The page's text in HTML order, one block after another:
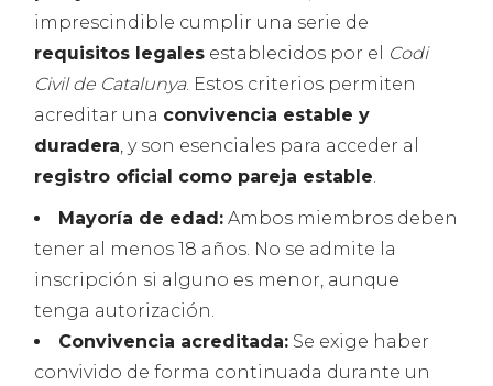
imprescindible cumplir una serie de
requisitos legales establecidos por el Codi
Civil de Catalunya. Estos criterios permiten
acreditar una convivencia estable y
duradera, y son esenciales para acceder al
registro oficial como pareja estable.
Mayoría de edad: Ambos miembros deben
tener al menos 18 años. No se admite la
inscripción si alguno es menor, aunque
tenga autorización.
Convivencia acreditada: Se exige haber
convivido de forma continuada durante un